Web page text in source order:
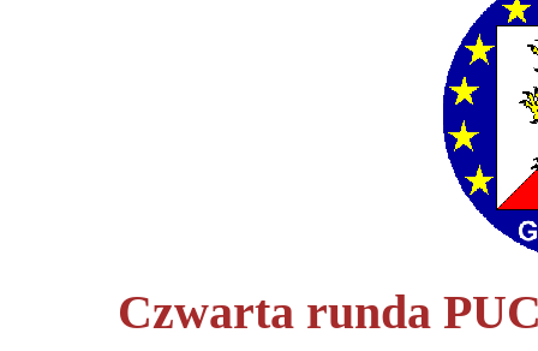
Czwarta runda